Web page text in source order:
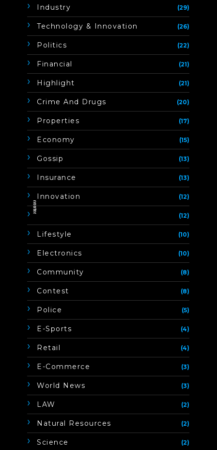
Industry (29)
Technology & Innovation (26)
Politics (22)
Financial (21)
Highlight (21)
Crime And Drugs (20)
Properties (17)
Economy (15)
Gossip (13)
Insurance (13)
Innovation (12)
(12)
Lifestyle (10)
Electronics (10)
Community (8)
Contest (8)
Police (5)
E-Sports (4)
Retail (4)
E-Commerce (3)
World News (3)
LAW (2)
Natural Resources (2)
Science (2)